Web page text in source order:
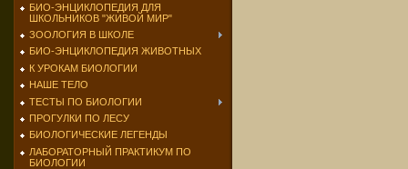
БИО-ЭНЦИКЛОПЕДИЯ ДЛЯ
ШКОЛЬНИКОВ "ЖИВОЙ МИР"
ЗООЛОГИЯ В ШКОЛЕ
БИО-ЭНЦИКЛОПЕДИЯ ЖИВОТНЫХ
К УРОКАМ БИОЛОГИИ
НАШЕ ТЕЛО
ТЕСТЫ ПО БИОЛОГИИ
ПРОГУЛКИ ПО ЛЕСУ
БИОЛОГИЧЕСКИЕ ЛЕГЕНДЫ
ЛАБОРАТОРНЫЙ ПРАКТИКУМ ПО
БИОЛОГИИ